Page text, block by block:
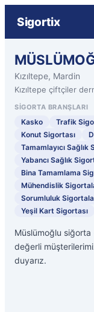
Sigortix
Kızıltepe, Mardin
Kızıltepe çiftçiler
SIGORTA BRANŞLARI
Kasko Trafik
Konut Sigortası
Tamamlayıcı Sağlık
Yabancı Sağlık
Bina Tamamlama
Mühendislik
Sorumluluk
Yeşil Kart Sigortası
Müslümoğlu siğorta
değerli
duyarız.